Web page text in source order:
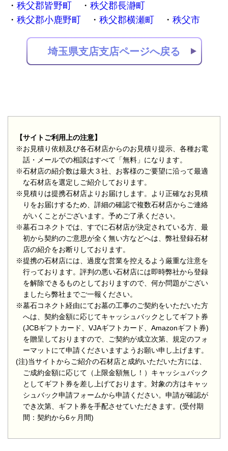
秩父郡皆野町
秩父郡長瀞町
秩父郡小鹿野町
秩父郡横瀬町 秩父市
埼玉県支店支店ページへ戻る
【サイトご利用上の注意】
※お見積り依頼及び各石材店からのお見積り提示、各種お電
話・メールでの相談はすべて「無料」になります。
※石材店の紹介数は最大３社、お客様のご要望に沿って最適
な石材店を選定しご紹介しております。
※見積りは提携石材店よりお届けします。より正確なお見積
りをお届けするため、詳細の確認で複数石材店からご連絡
がいくことがございます。予めご了承ください。
※墓石コネクトでは、すでに石材店が決定されている方、最
初から契約のご意思が全く無い方などへは、弊社登録石材
店の紹介をお断りしております。
※提携の石材店には、過度な営業を控えるよう厳重な注意を
行っております。評判の悪い石材店には即時弊社から登録
を解除できるものとしておりますので、何か問題がござい
ましたら弊社までご一報ください。
※墓石コネクト経由にてお墓の工事のご契約をいただいた方
へは、契約金額に応じてキャッシュバックとしてギフト券
(JCBギフトカード、VJAギフトカード、Amazonギフト券)
を贈呈しておりますので、ご契約が成立次第、規定のフォ
ーマットにて申請くださいますようお願い申し上げます。
(注)当サイトからご紹介の石材店と成約いただいた方には、
ご成約金額に応じて（上限金額無し！）キャッシュバック
としてギフト券を差し上げております。対象の方はキャッ
シュバック申請フォームから申請ください。申請が確認が
でき次第、ギフト券を手配させていただきます。(受付期
間：契約から6ヶ月間)